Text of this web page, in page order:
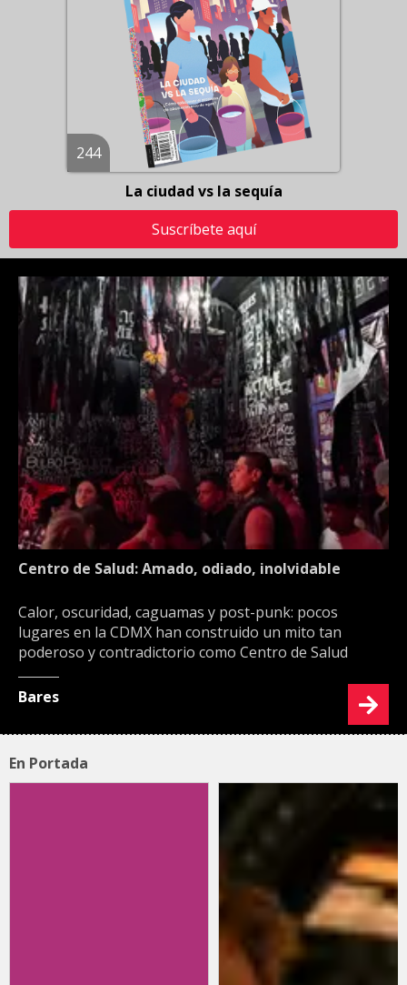
244
La ciudad vs la sequía
Suscríbete aquí
Centro de Salud: Amado, odiado, inolvidable
Calor, oscuridad, caguamas y post-punk: pocos
lugares en la CDMX han construido un mito tan
poderoso y contradictorio como Centro de Salud
Bares
En Portada